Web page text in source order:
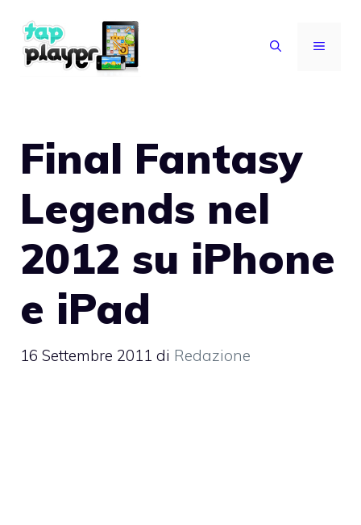
contenuto
MENU
Final Fantasy
Legends nel
2012 su iPhone
e iPad
16 Settembre 2011 di Redazione